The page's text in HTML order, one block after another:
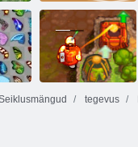
Korvpalli tähed
tegevus